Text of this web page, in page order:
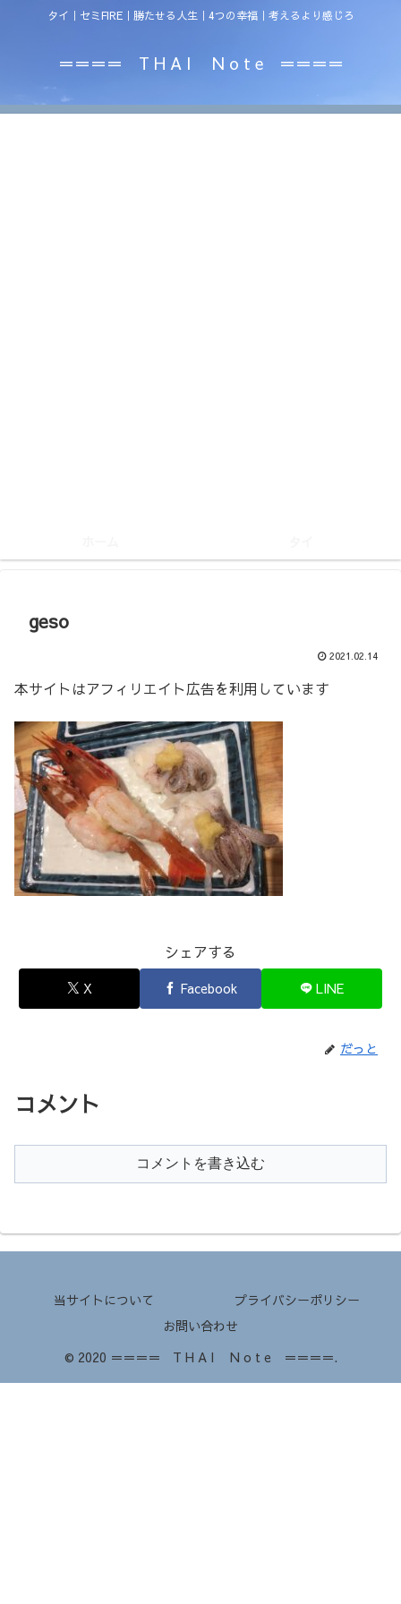
タイ｜セミFIRE｜勝たせる人生｜4つの幸福｜考えるより感じろ
＝＝＝＝ T H A I N o t e ＝＝＝＝
geso
2021.02.14
本サイトはアフィリエイト広告を利用しています
シェアする
X Facebook LINE
だっと
コメント
コメントを書き込む
当サイトについて
プライバシーポリシー
お問い合わせ
© 2020 ＝＝＝＝ T H A I N o t e ＝＝＝＝.